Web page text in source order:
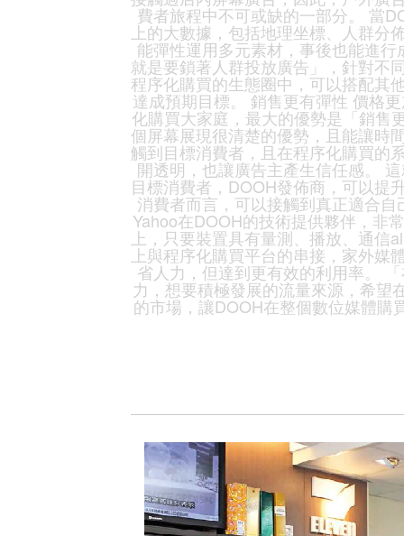
費者旅程中不可或缺的一部分。 當
上的大數據，包括地理坐標、人群
能彈性運用多元素材，事後也能進
就是要鎖著人群投放廣告」，針對不
程序化購買的生態圈中，可以搭配其
達成預期目標。 銷售更有彈性 價格
化購買大家庭，最大的優勢是「銷售
個屏幕展現很清楚的優勢，且能讓時
觸到目標消費者，且在程序化購買的
開透明，也讓廣告主產生信任感。
目標消費者，DOOH發佈商，可以提
消費者而言，可以接觸到真正適合
Yahoo在DOOH的技術提供夥伴，非
上，只要裝置具有量測、播放、通
上與程序化購買平台的串接，家外
省人力，但達到更有效的利用率。
力，想要積極發展的流量來源，希望
的市場，讓DOOH在整個數位媒體購